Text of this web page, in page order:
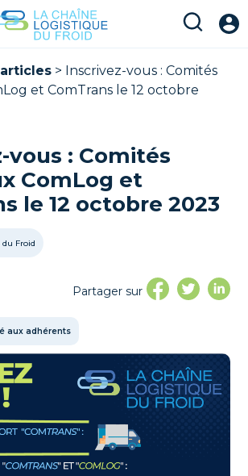
> Inscrivez-vous : Comités
et ComTrans le 12 octobre
vous : Comités
ComLog et
le 12 octobre 2023
Froid
Partager sur
aux adhérents